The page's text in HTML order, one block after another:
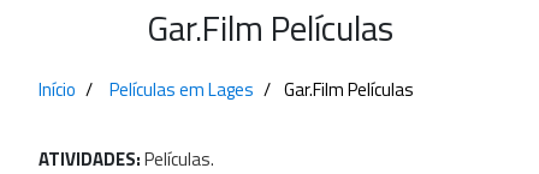
Gar.Film Películas
Início Películas em Lages Gar.Film Películas
ATIVIDADES:Películas.